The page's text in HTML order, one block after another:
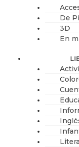
De
3D
En